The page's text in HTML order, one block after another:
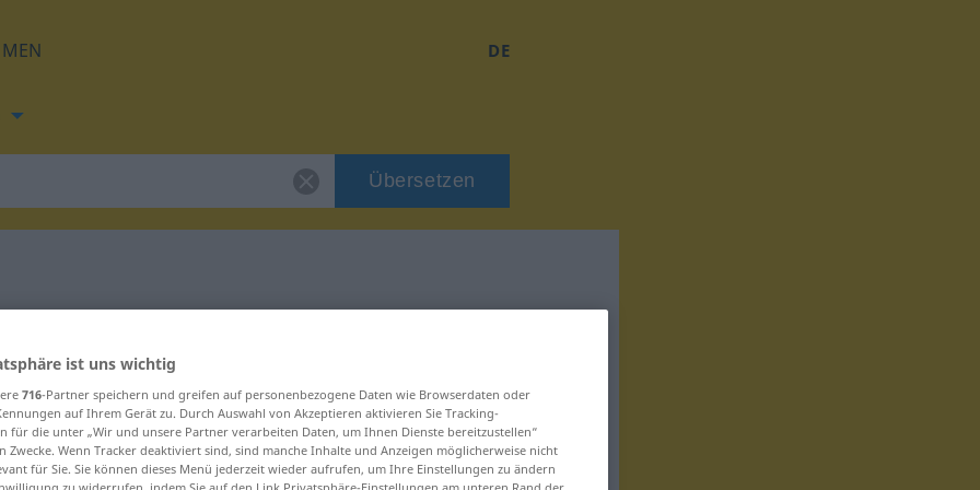
DE
Übersetzen
für "eilig"
ist uns wichtig
716-Partner speichern und greifen auf personenbezogene Daten wie Browserdaten oder
auf Ihrem Gerät zu. Durch Auswahl von Akzeptieren aktivieren Sie Tracking-
für die unter „Wir und unsere Partner verarbeiten Daten, um Ihnen Dienste bereitzustellen“
Zwecke. Wenn Tracker deaktiviert sind, sind manche Inhalte und Anzeigen möglicherweise nicht
für Sie. Sie können dieses Menü jederzeit wieder aufrufen, um Ihre Einstellungen zu ändern